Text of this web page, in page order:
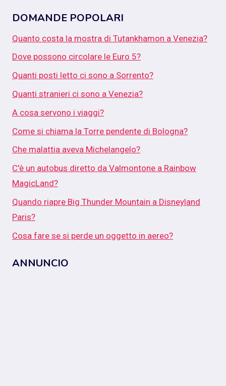
DOMANDE POPOLARI
Quanto costa la mostra di Tutankhamon a Venezia?
Dove possono circolare le Euro 5?
Quanti posti letto ci sono a Sorrento?
Quanti stranieri ci sono a Venezia?
A cosa servono i viaggi?
Come si chiama la Torre pendente di Bologna?
Che malattia aveva Michelangelo?
C'è un autobus diretto da Valmontone a Rainbow
MagicLand?
Quando riapre Big Thunder Mountain a Disneyland
Paris?
Cosa fare se si perde un oggetto in aereo?
ANNUNCIO